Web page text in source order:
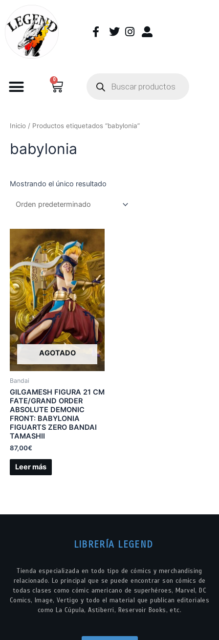
0
Inicio / Productos etiquetados “babylonia”
babylonia
Mostrando el único resultado
AGOTADO
Bandai
GILGAMESH FIGURA 21 CM
FATE/GRAND ORDER
ABSOLUTE DEMONIC
FRONT: BABYLONIA
FIGUARTS ZERO BANDAI
TAMASHII
87,00€
Leer más
LIBRERÍA LEGEND
Tienda especializada en todo tipo de cómics y merchandising
relacionado. Lo principal que se puede encontrar son cómics de
todas clases como cómic americano de superhéroes, Marvel, DC
Comics, Image, Vertigo y todo el material que publican editoriales
como La Cúpula, Astiberri, Reservoir Books, etc.